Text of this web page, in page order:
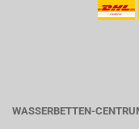
WASSERBETTEN-